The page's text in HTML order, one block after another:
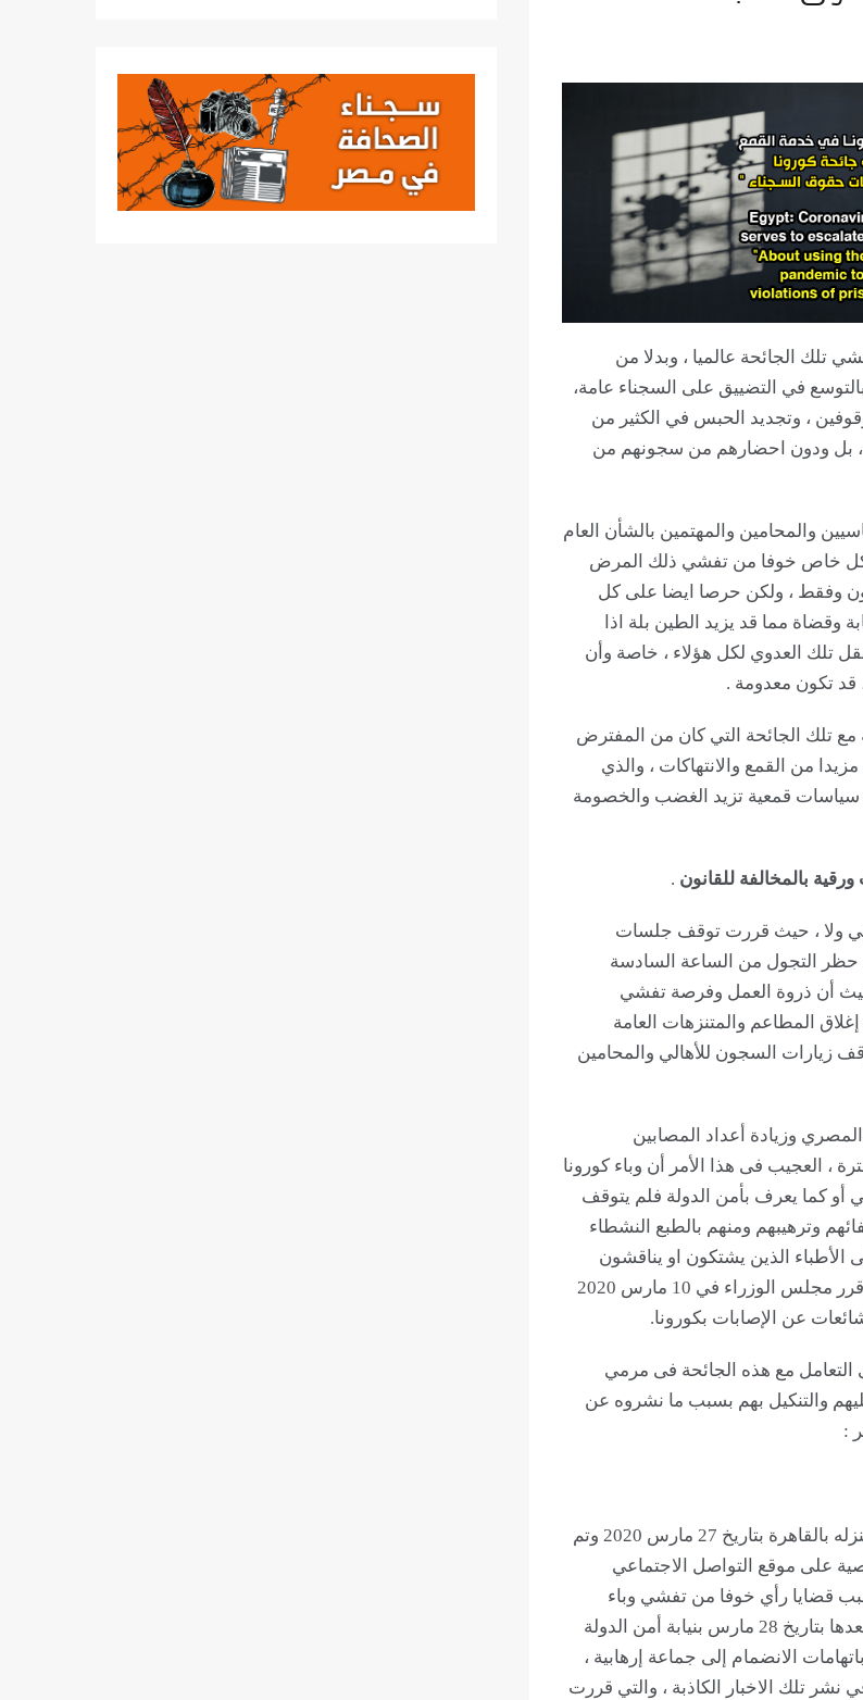
تلك الجائحة عالميا ، وبدلا من
في التضييق على السجناء عامة،
، وتجديد الحبس في الكثير من
، بل ودون احضارهم من سجونهم من
والمحامين والمهتمين بالشأن العام
خاص خوفا من تفشي ذلك المرض
وفقط ، ولكن حرصا ايضا على كل
مما قد يزيد الطين بلة اذا
تلك العدوي لكل هؤلاء ، خاصة وأن
قد تكون معدومة .
مع تلك الجائحة التي كان من المفترض
من القمع والانتهاكات ، والذي
سياسات قمعية تزيد الغضب والخصومة
بالمخالفة للقانون .
ولا ، حيث قررت توقف جلسات
حظر التجول من الساعة السادسة
حيث أن ذروة العمل وفرصة تفشي
المطاعم والمتنزهات العامة
زيارات السجون للأهالي والمحامين
المصري وزيادة أعداد المصابين
، العجيب فى هذا الأمر أن وباء كورونا
أو كما يعرف بأمن الدولة فلم يتوقف
وترهيبهم ومنهم بالطبع النشطاء
الأطباء الذين يشتكون او يناقشون
اجراءات الدولة المصرية فى التعامل مع هذا الوباء ،خاصة بعد ما قرر مجلس الوزراء في 10 مارس 2020
عن الإصابات بكورونا.
مع هذه الجائحة فى مرمي
والتنكيل بهم بسبب ما نشروه عن
:
تم القبض على محسن البهنسي المحامي الحقوقي بالقرب من منزله بالقاهرة بتاريخ 27 مارس 2020 وتم
على موقع التواصل الاجتماعي
قضايا رأي خوفا من تفشي وباء
كورونا داخل السجون وعدم القدرة على السيطرة عليه ، ليظهر بعدها بتاريخ 28 مارس بنيابة أمن الدولة
حصر أمن دولة عليا باتهامات الانضمام إلى جماعة إرهابية ،
نشر تلك الاخبار الكاذبة ، والتي قررت